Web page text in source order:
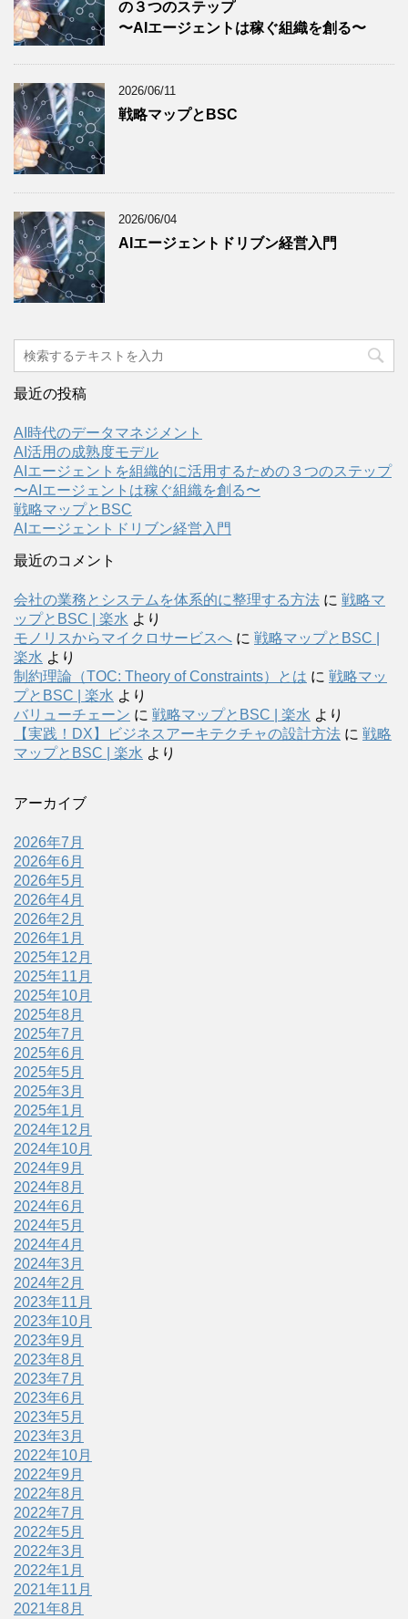
の３つのステップ
〜AIエージェントは稼ぐ組織を創る〜
2026/06/11
戦略マップとBSC
2026/06/04
AIエージェントドリブン経営入門
最近の投稿
AI時代のデータマネジメント
AI活用の成熟度モデル
AIエージェントを組織的に活用するための３つのステップ
〜AIエージェントは稼ぐ組織を創る〜
戦略マップとBSC
AIエージェントドリブン経営入門
最近のコメント
会社の業務とシステムを体系的に整理する方法 に 戦略マ
ップとBSC | 楽水 より
モノリスからマイクロサービスへ に 戦略マップとBSC |
楽水 より
制約理論（TOC: Theory of Constraints）とは に 戦略マッ
プとBSC | 楽水 より
バリューチェーン に 戦略マップとBSC | 楽水 より
【実践！DX】ビジネスアーキテクチャの設計方法 に 戦略
マップとBSC | 楽水 より
アーカイブ
2026年7月
2026年6月
2026年5月
2026年4月
2026年2月
2026年1月
2025年12月
2025年11月
2025年10月
2025年8月
2025年7月
2025年6月
2025年5月
2025年3月
2025年1月
2024年12月
2024年10月
2024年9月
2024年8月
2024年6月
2024年5月
2024年4月
2024年3月
2024年2月
2023年11月
2023年10月
2023年9月
2023年8月
2023年7月
2023年6月
2023年5月
2023年3月
2022年10月
2022年9月
2022年8月
2022年7月
2022年5月
2022年3月
2022年1月
2021年11月
2021年8月